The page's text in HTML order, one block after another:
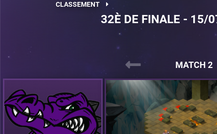
CLASSEMENT
32È DE FINALE - 15/
MATCH 2